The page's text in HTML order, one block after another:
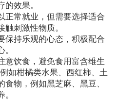
效果。
正常就业，但需要选择适合
刺激性物质。
保持乐观的心态，积极配合
意饮食，避免食用富含维生
如柑橘类水果、西红柿、土
物，例如黑芝麻、黑豆、